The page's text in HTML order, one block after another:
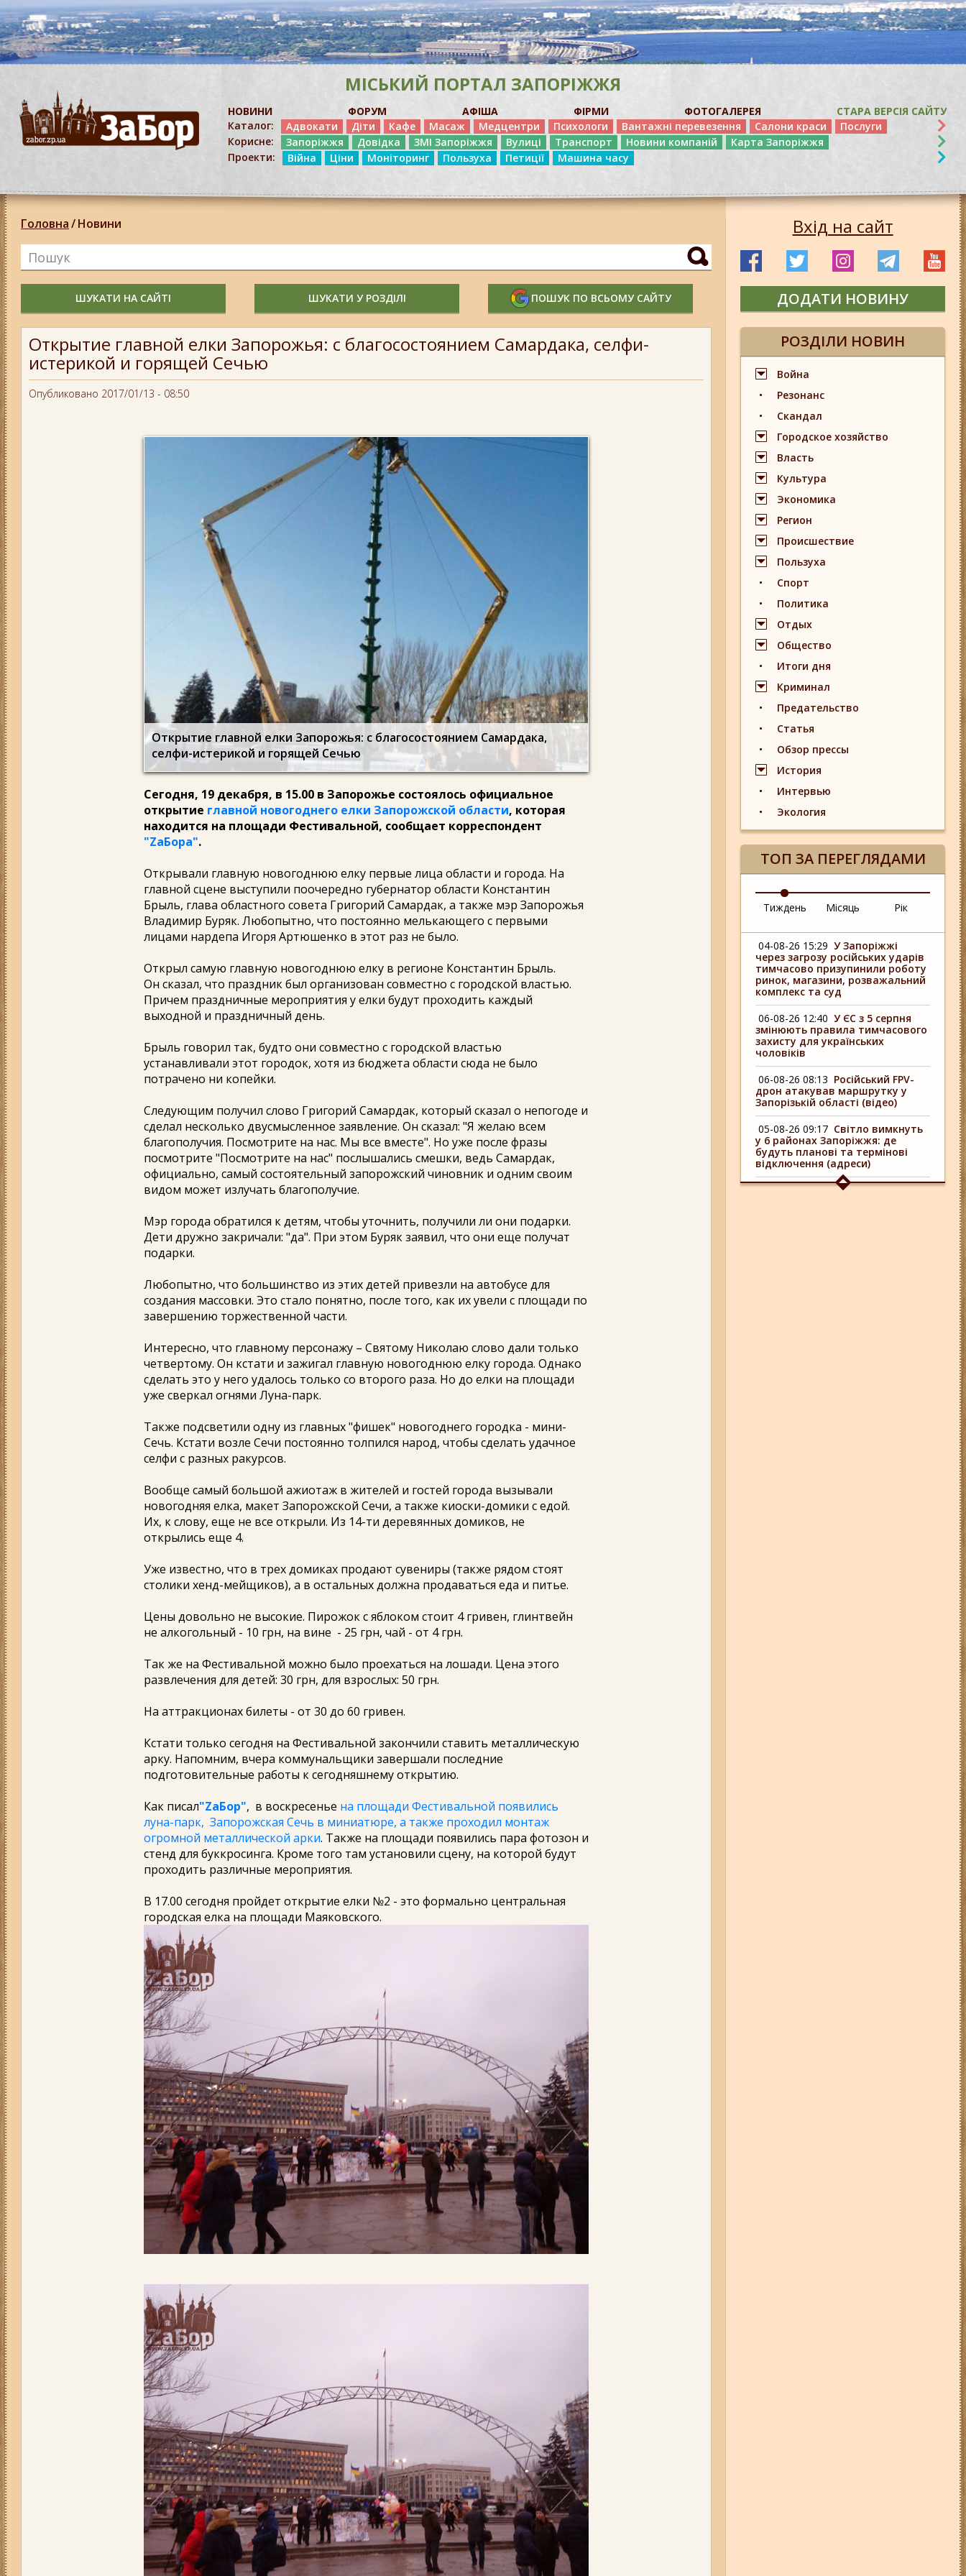
МІСЬКИЙ ПОРТАЛ ЗАПОРІЖЖЯ
НОВИНИ ФОРУМ АФІША ФІРМИ ФОТОГАЛЕРЕЯ
СТАРА ВЕРСІЯ САЙТУ
Каталог:
Адвокати Діти Кафе Масаж Медцентри Психологи Вантажні перевезення Салони краси
Послуги
Корисне:
Запоріжжя Довідка ЗМІ Запоріжжя Вулиці Транспорт Новини компаній
Карта Запоріжжя
Проекти:
Війна Ціни Моніторинг Пользуха Петиції Машина часу
Головна/Новини
ШУКАТИ НА САЙТІ ШУКАТИ У РОЗДІЛІ ПОШУК ПО ВСЬОМУ САЙТУ
Открытие главной елки Запорожья: с благосостоянием Самардака, селфи-
истерикой и горящей Сечью
Опубликовано 2017/01/13 - 08:50
Открытие главной елки Запорожья: с благосостоянием Самардака,
селфи-истерикой и горящей Сечью
Сегодня, 19 декабря, в 15.00 в Запорожье состоялось официальное
открытие главной новогоднего елки Запорожской области, которая
находится на площади Фестивальной, сообщает корреспондент
"ZaБора".
Открывали главную новогоднюю елку первые лица области и города. На
главной сцене выступили поочередно губернатор области Константин
Брыль, глава областного совета Григорий Самардак, а также мэр Запорожья
Владимир Буряк. Любопытно, что постоянно мелькающего с первыми
лицами нардепа Игоря Артюшенко в этот раз не было.
Открыл самую главную новогоднюю елку в регионе Константин Брыль.
Он сказал, что праздник был организован совместно с городской властью.
Причем праздничные мероприятия у елки будут проходить каждый
выходной и праздничный день.
Брыль говорил так, будто они совместно с городской властью
устанавливали этот городок, хотя из бюджета области сюда не было
потрачено ни копейки.
Следующим получил слово Григорий Самардак, который сказал о непогоде и
сделал несколько двусмысленное заявление. Он сказал: "Я желаю всем
благополучия. Посмотрите на нас. Мы все вместе". Но уже после фразы
посмотрите "Посмотрите на нас" послышались смешки, ведь Самардак,
официально, самый состоятельный запорожский чиновник и одним своим
видом может излучать благополучие.
Мэр города обратился к детям, чтобы уточнить, получили ли они подарки.
Дети дружно закричали: "да". При этом Буряк заявил, что они еще получат
подарки.
Любопытно, что большинство из этих детей привезли на автобусе для
создания массовки. Это стало понятно, после того, как их увели с площади по
завершению торжественной части.
Интересно, что главному персонажу – Святому Николаю слово дали только
четвертому. Он кстати и зажигал главную новогоднюю елку города. Однако
сделать это у него удалось только со второго раза. Но до елки на площади
уже сверкал огнями Луна-парк.
Также подсветили одну из главных "фишек" новогоднего городка - мини-
Сечь. Кстати возле Сечи постоянно толпился народ, чтобы сделать удачное
селфи с разных ракурсов.
Вообще самый большой ажиотаж в жителей и гостей города вызывали
новогодняя елка, макет Запорожской Сечи, а также киоски-домики с едой.
Их, к слову, еще не все открыли. Из 14-ти деревянных домиков, не
открылись еще 4.
Уже известно, что в трех домиках продают сувениры (также рядом стоят
столики хенд-мейщиков), а в остальных должна продаваться еда и питье.
Цены довольно не высокие. Пирожок с яблоком стоит 4 гривен, глинтвейн
не алкогольный - 10 грн, на вине - 25 грн, чай - от 4 грн.
Так же на Фестивальной можно было проехаться на лошади. Цена этого
развлечения для детей: 30 грн, для взрослых: 50 грн.
На аттракционах билеты - от 30 до 60 гривен.
Кстати только сегодня на Фестивальной закончили ставить металлическую
арку. Напомним, вчера коммунальщики завершали последние
подготовительные работы к сегодняшнему открытию.
Как писал"ZaБор", в воскресенье на площади Фестивальной появились
луна-парк, Запорожская Сечь в миниатюре, а также проходил монтаж
огромной металлической арки. Также на площади появились пара фотозон и
стенд для буккросинга. Кроме того там установили сцену, на которой будут
проходить различные мероприятия.
В 17.00 сегодня пройдет открытие елки №2 - это формально центральная
городская елка на площади Маяковского.
Вхід на сайт
ДОДАТИ НОВИНУ
РОЗДІЛИ НОВИН
Война
Резонанс
Скандал
Городское хозяйство
Власть
Культура
Экономика
Регион
Происшествие
Пользуха
Спорт
Политика
Отдых
Общество
Итоги дня
Криминал
Предательство
Статья
Обзор прессы
История
Интервью
Экология
ТОП ЗА ПЕРЕГЛЯДАМИ
Тиждень Місяць Рік
04-08-26 15:29 У Запоріжжі
через загрозу російських ударів
тимчасово призупинили роботу
ринок, магазини, розважальний
комплекс та суд
06-08-26 12:40 У ЄС з 5 серпня
змінюють правила тимчасового
захисту для українських
чоловіків
06-08-26 08:13 Російський FPV-
дрон атакував маршрутку у
Запорізькій області (відео)
05-08-26 09:17 Світло вимкнуть
у 6 районах Запоріжжя: де
будуть планові та термінові
відключення (адреси)
04-08-26 09:16 У 6 районах